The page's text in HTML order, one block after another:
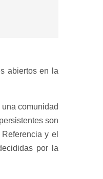
abiertos en la
comunidad
son
y el
por la